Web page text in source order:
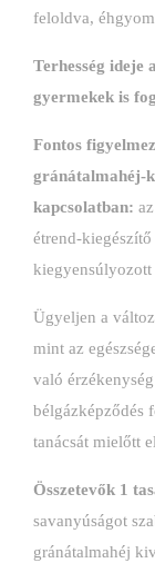
feloldva,
Terhesség ideje
gyermekek is
Fontos
gránátalmahéj-
kapcsolatban:
étrend-
kiegyensúlyozott
Ügyeljen a
mint az
való
bélgázképződés
tanácsát mielőtt
Összetevők 1
savanyúságot
gránátalmahéj